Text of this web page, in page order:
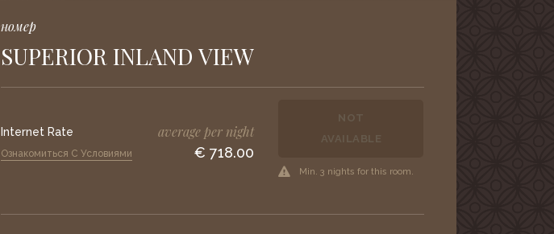
номер
SUPERIOR INLAND VIEW
Internet Rate
Ознакомиться С Условиями
average per night
€ 718.00
NOT
AVAILABLE
Min. 3 nights for this room.